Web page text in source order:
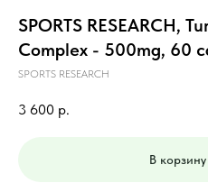
SPORTS RESEARCH,
Complex - 500mg, 60
SPORTS RESEARCH
3 600 р.
В корзину